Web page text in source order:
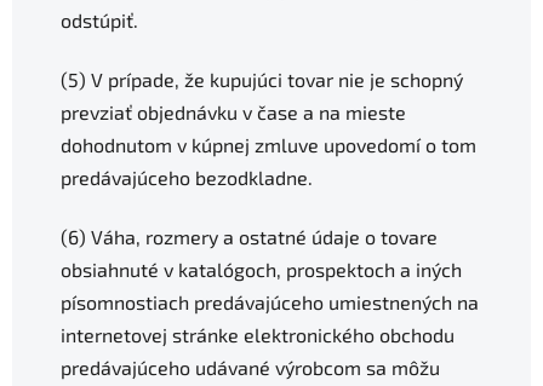
odstúpiť.
(5) V prípade, že kupujúci tovar nie je schopný
prevziať objednávku v čase a na mieste
dohodnutom v kúpnej zmluve upovedomí o tom
predávajúceho bezodkladne.
(6) Váha, rozmery a ostatné údaje o tovare
obsiahnuté v katalógoch, prospektoch a iných
písomnostiach predávajúceho umiestnených na
internetovej stránke elektronického obchodu
predávajúceho udávané výrobcom sa môžu